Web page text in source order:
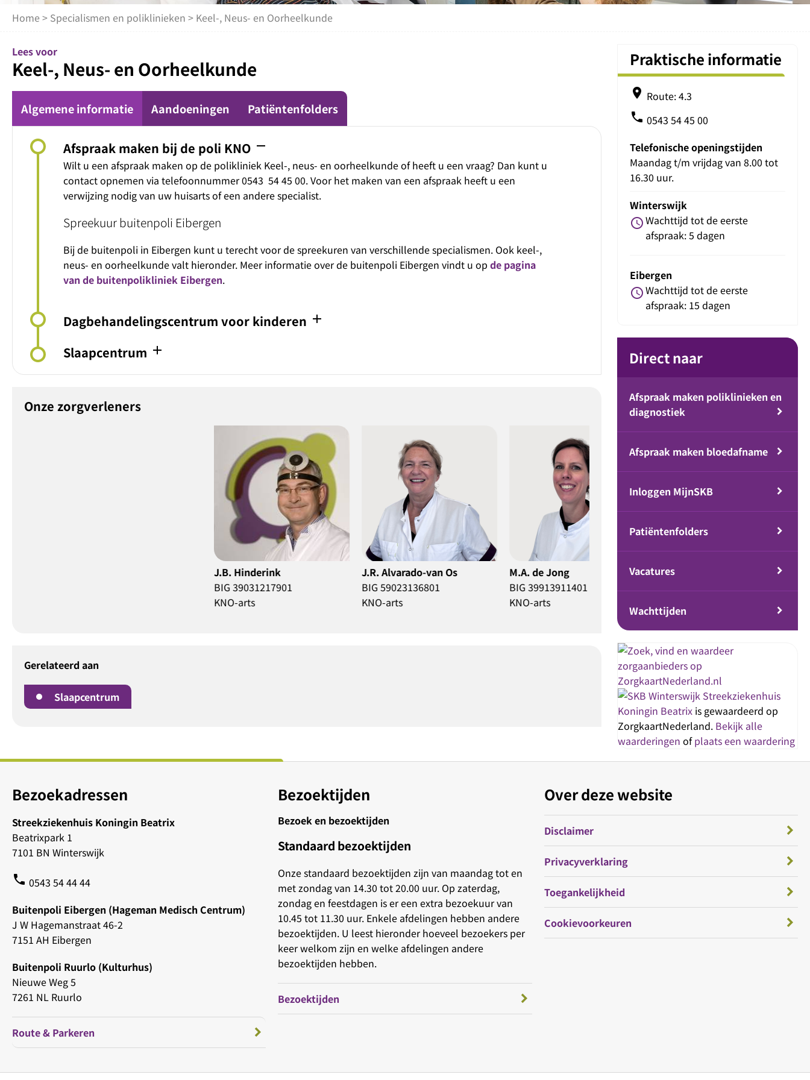
Home > Specialismen en poliklinieken > Keel-, Neus- en Oorheelkunde
Lees voor
Keel-, Neus- en Oorheelkunde
Algemene informatie Aandoeningen Patiëntenfolders
Afspraak maken bij de poli KNO remove
Wilt u een afspraak maken op de polikliniek Keel-, neus- en oorheelkunde of heeft u een vraag? Dan kunt u
contact opnemen via telefoonnummer 0543 54 45 00. Voor het maken van een afspraak heeft u een
verwijzing nodig van uw huisarts of een andere specialist.
Spreekuur buitenpoli Eibergen
Bij de buitenpoli in Eibergen kunt u terecht voor de spreekuren van verschillende specialismen. Ook keel-,
neus- en oorheelkunde valt hieronder. Meer informatie over de buitenpoli Eibergen vindt u op de pagina
van de buitenpolikliniek Eibergen.
Dagbehandelingscentrum voor kinderen add
Slaapcentrum add
Onze zorgverleners
J.R. Alvarado-van Os
BIG 59023136801
KNO-arts
M.A. de Jong
BIG 39913911401
KNO-arts
Gerelateerd aan
Slaapcentrum
Praktische informatie
place Route: 4.3
phone 0543 54 45 00
Telefonische openingstijden
Maandag t/m vrijdag van 8.00 tot
16.30 uur.
Winterswijk
scheduleWachttijd tot de eerste
afspraak: 5 dagen
Eibergen
scheduleWachttijd tot de eerste
afspraak: 15 dagen
Direct naar
Afspraak maken poliklinieken en
diagnostiek
Afspraak maken bloedafname
Inloggen MijnSKB
Patiëntenfolders
Vacatures
Wachttijden
Streekziekenhuis
Koningin Beatrix is gewaardeerd op
ZorgkaartNederland. Bekijk alle
waarderingen ofplaats een waardering
Bezoekadressen
Streekziekenhuis Koningin Beatrix
Beatrixpark 1
7101 BN Winterswijk
phone 0543 54 44 44
Buitenpoli Eibergen (Hageman Medisch Centrum)
J W Hagemanstraat 46-2
7151 AH Eibergen
Buitenpoli Ruurlo (Kulturhus)
Nieuwe Weg 5
7261 NL Ruurlo
Route & Parkeren
Bezoektijden
Bezoek en bezoektijden
Standaard bezoektijden
Onze standaard bezoektijden zijn van maandag tot en
met zondag van 14.30 tot 20.00 uur. Op zaterdag,
zondag en feestdagen is er een extra bezoekuur van
10.45 tot 11.30 uur. Enkele afdelingen hebben andere
bezoektijden. U leest hieronder hoeveel bezoekers per
keer welkom zijn en welke afdelingen andere
bezoektijden hebben.
Bezoektijden
Over deze website
Disclaimer
Privacyverklaring
Toegankelijkheid
Cookievoorkeuren